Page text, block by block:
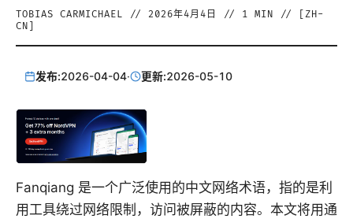
TOBIAS CARMICHAEL // 2026年4月4日 // 1 MIN // [ ZH-
CN
发布:2026-04-04· 更新:2026-05-10
Fanqiang 是一个广泛使用的中文网络术语，指的是利
用工具绕过网络限制，访问被屏蔽的内容。本文将用通